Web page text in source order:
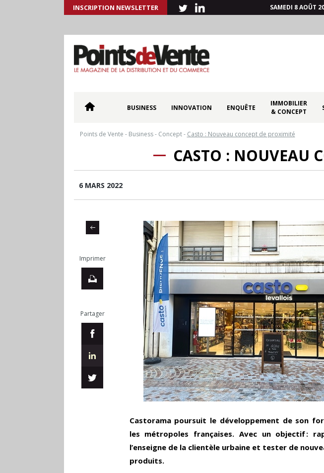
INSCRIPTION NEWSLETTER SAMEDI 8 AOÛT
BUSINESS INNOVATION ENQUÊTE
IMMOBILIER
& CONCEPT
Points de Vente - Business- Concept- Casto : Nouveau concept de proximité
CASTO : NOUVEAU
6 MARS 2022
Imprimer
Partager
Castorama poursuit le développement de son
les métropoles françaises. Avec un objectif :
l’enseigne de la clientèle urbaine et tester de
produits.